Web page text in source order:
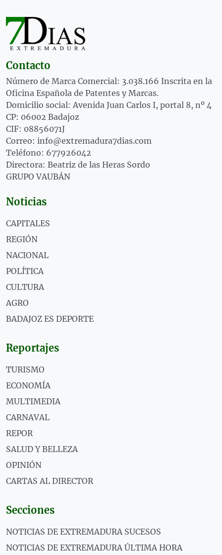
Contacto
Número de Marca Comercial: 3.038.166 Inscrita en la
Oficina Española de Patentes y Marcas.
Domicilio social: Avenida Juan Carlos I, portal 8, nº 4
CP: 06002 Badajoz
CIF: 08856071J
Correo: info@extremadura7dias.com
Teléfono: 677926042
Directora: Beatriz de las Heras Sordo
GRUPO VAUBÁN
Noticias
CAPITALES
REGIÓN
NACIONAL
POLÍTICA
CULTURA
AGRO
BADAJOZ ES DEPORTE
Reportajes
TURISMO
ECONOMÍA
MULTIMEDIA
CARNAVAL
REPOR
SALUD Y BELLEZA
OPINIÓN
CARTAS AL DIRECTOR
Secciones
NOTICIAS DE EXTREMADURA SUCESOS
NOTICIAS DE EXTREMADURA ÚLTIMA HORA